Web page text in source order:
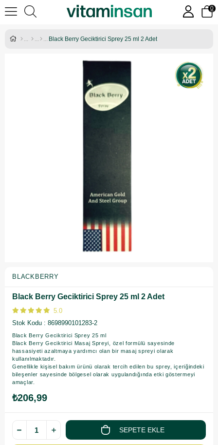
0
Black Berry Geciktirici Sprey 25 ml 2 Adet
BLACKBERRY
Black Berry Geciktirici Sprey 25 ml 2 Adet
5.0
Stok Kodu
8698990101283-2
Black Berry Geciktirici Sprey 25 ml
Black Berry Geciktirici Masaj Spreyi, özel formülü sayesinde
hassasiyeti azaltmaya yardımcı olan bir masaj spreyi olarak
kullanılmaktadır.
Genellikle kişisel bakım ürünü olarak tercih edilen bu sprey, içeriğindeki
bileşenler sayesinde bölgesel olarak uygulandığında etki göstermeyi
amaçlar.
₺206,99